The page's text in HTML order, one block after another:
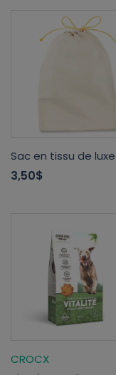
Sac en tissu de luxe
3,50$
CROCX